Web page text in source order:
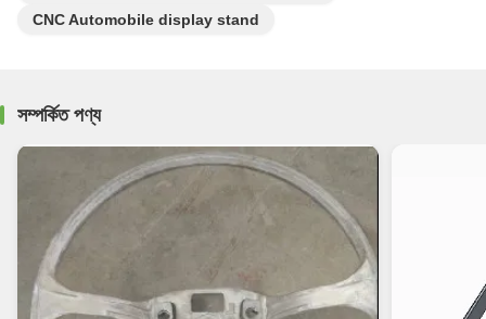
CNC Automobile display stand
সম্পর্কিত পণ্য